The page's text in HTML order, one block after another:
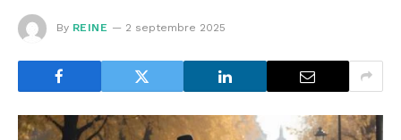
By REINE 2 septembre 2025